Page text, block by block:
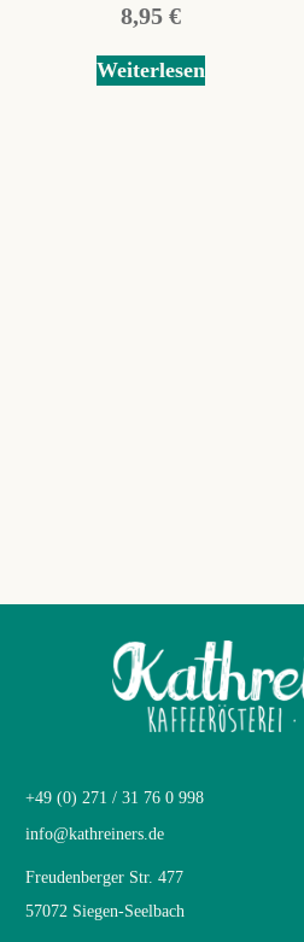
8,95€
Weiterlesen
+49 (0) 271 / 31 76 0 998
info@kathreiners.de
Freudenberger Str. 477
57072 Siegen-Seelbach